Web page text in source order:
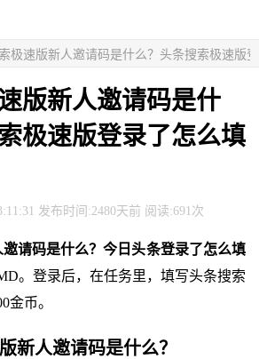
极速版新人邀请码是什么？头条搜索极速版
版新人邀请码是什
极速版登录了怎么填
发布时间:2480天前 阅读:691次
请码是什么？今日头条登录了怎么填
。登录后，在任务里，填写头条搜索
金币。
新人邀请码是什么？